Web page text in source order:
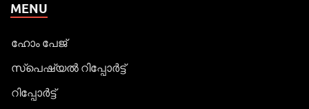
MENU
ഹോം പേജ്
സ്പെഷ്യൽ റിപ്പോര്‍ട്ട്
റിപ്പോര്‍ട്ട്